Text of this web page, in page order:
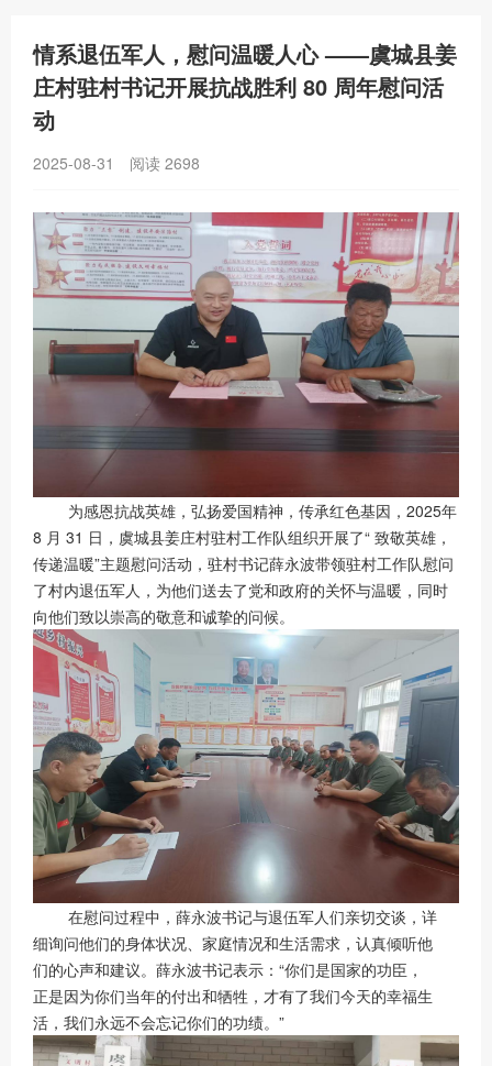
情系退伍军人，慰问温暖人心 ——虞城县姜
庄村驻村书记开展抗战胜利 80 周年慰问活
动
2025-08-31 阅读 2698
为感恩抗战英雄，弘扬爱国精神，传承红色基因，2025年
8 月 31 日，虞城县姜庄村驻村工作队组织开展了“ 致敬英雄，
传递温暖”主题慰问活动，驻村书记薛永波带领驻村工作队慰问
了村内退伍军人，为他们送去了党和政府的关怀与温暖，同时
向他们致以崇高的敬意和诚挚的问候。
在慰问过程中，薛永波书记与退伍军人们亲切交谈，详
细询问他们的身体状况、家庭情况和生活需求，认真倾听他
们的心声和建议。薛永波书记表示：“你们是国家的功臣，
正是因为你们当年的付出和牺牲，才有了我们今天的幸福生
活，我们永远不会忘记你们的功绩。”